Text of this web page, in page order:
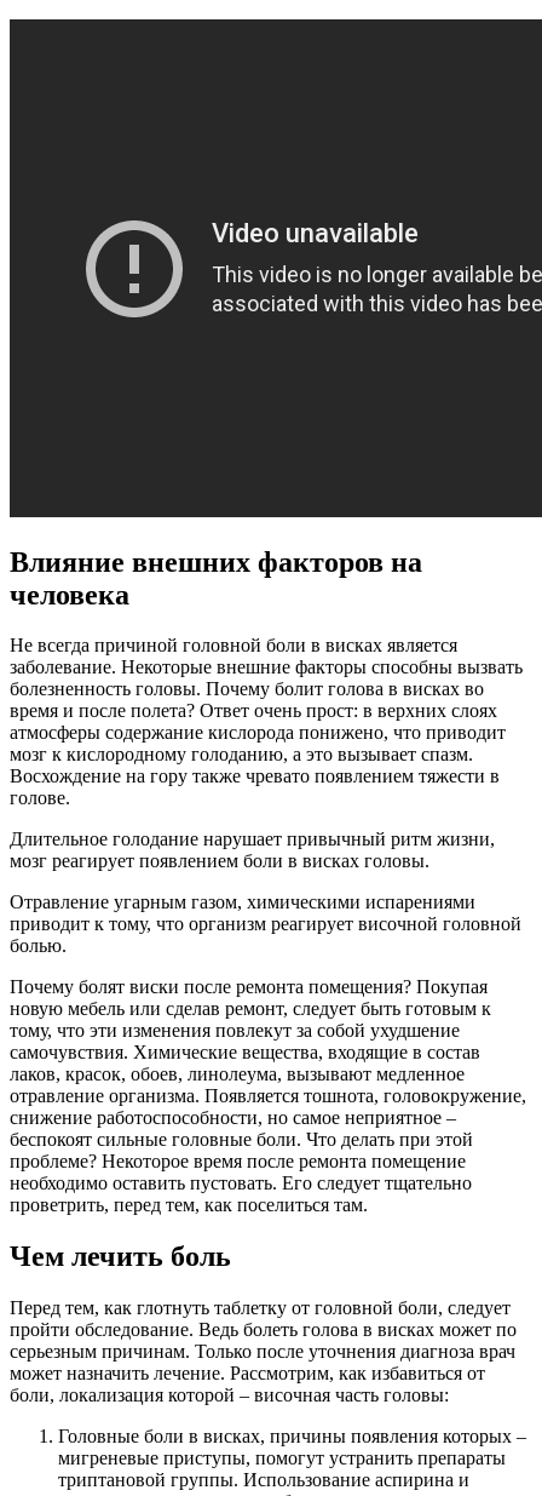
Влияние внешних факторов на
человека
Не всегда причиной головной боли в висках является
заболевание. Некоторые внешние факторы способны вызвать
болезненность головы. Почему болит голова в висках во
время и после полета? Ответ очень прост: в верхних слоях
атмосферы содержание кислорода понижено, что приводит
мозг к кислородному голоданию, а это вызывает спазм.
Восхождение на гору также чревато появлением тяжести в
голове.
Длительное голодание нарушает привычный ритм жизни,
мозг реагирует появлением боли в висках головы.
Отравление угарным газом, химическими испарениями
приводит к тому, что организм реагирует височной головной
болью.
Почему болят виски после ремонта помещения? Покупая
новую мебель или сделав ремонт, следует быть готовым к
тому, что эти изменения повлекут за собой ухудшение
самочувствия. Химические вещества, входящие в состав
лаков, красок, обоев, линолеума, вызывают медленное
отравление организма. Появляется тошнота, головокружение,
снижение работоспособности, но самое неприятное –
беспокоят сильные головные боли. Что делать при этой
проблеме? Некоторое время после ремонта помещение
необходимо оставить пустовать. Его следует тщательно
проветрить, перед тем, как поселиться там.
Чем лечить боль
Перед тем, как глотнуть таблетку от головной боли, следует
пройти обследование. Ведь болеть голова в висках может по
серьезным причинам. Только после уточнения диагноза врач
может назначить лечение. Рассмотрим, как избавиться от
боли, локализация которой – височная часть головы:
Головные боли в висках, причины появления которых –
мигреневые приступы, помогут устранить препараты
триптановой группы. Использование аспирина и